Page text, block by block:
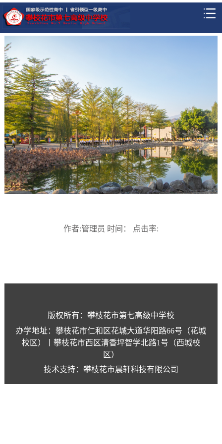
作者:管理员 时间： 点击率:
版权所有：攀枝花市第七高级中学校
办学地址：攀枝花市仁和区花城大道华阳路66号（花城
校区）丨攀枝花市西区清香坪智学北路1号（西城校
区）
技术支持：攀枝花市晨轩科技有限公司